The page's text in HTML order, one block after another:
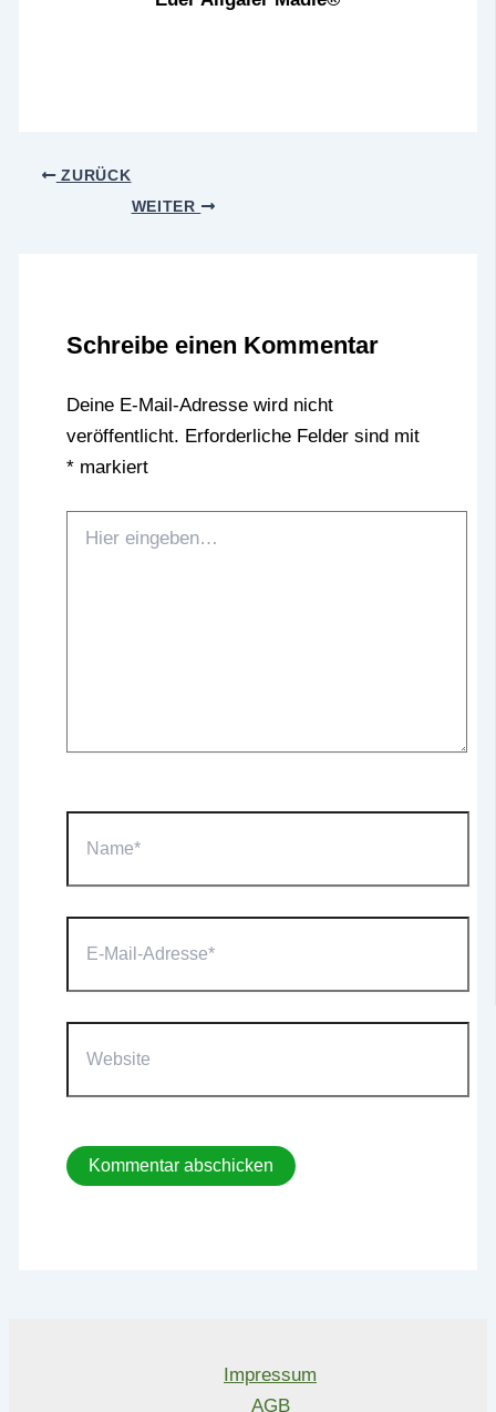
ZURÜCK
WEITER
Schreibe einen Kommentar
Deine E-Mail-Adresse wird nicht
veröffentlicht. Erforderliche Felder sind mit
*markiert
eingeben…
Mail-
Impressum
AGB